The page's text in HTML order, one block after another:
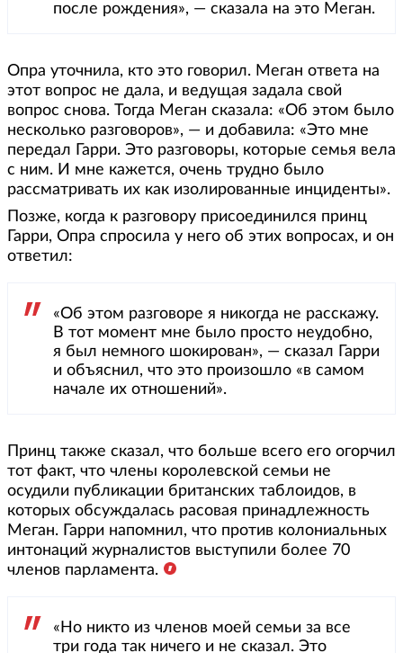
после рождения», — сказала на это Меган.
Опра уточнила, кто это говорил. Меган ответа на
этот вопрос не дала, и ведущая задала свой
вопрос снова. Тогда Меган сказала: «Об этом было
несколько разговоров», — и добавила: «Это мне
передал Гарри. Это разговоры, которые семья вела
с ним. И мне кажется, очень трудно было
рассматривать их как изолированные инциденты».
Позже, когда к разговору присоединился принц
Гарри, Опра спросила у него об этих вопросах, и он
ответил:
«Об этом разговоре я никогда не расскажу.
В тот момент мне было просто неудобно,
я был немного шокирован», — сказал Гарри
и объяснил, что это произошло «в самом
начале их отношений».
Принц также сказал, что больше всего его огорчил
тот факт, что члены королевской семьи не
осудили публикации британских таблоидов, в
которых обсуждалась расовая принадлежность
Меган. Гарри напомнил, что против колониальных
интонаций журналистов выступили более 70
членов парламента.
«Но никто из членов моей семьи за все
три года так ничего и не сказал. Это